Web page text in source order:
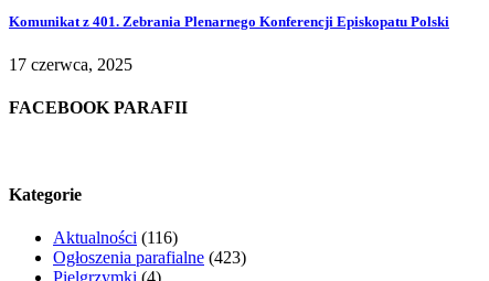
Komunikat z 401. Zebrania Plenarnego Konferencji Episkopatu Polski
17 czerwca, 2025
FACEBOOK PARAFII
Kategorie
Aktualności (116)
Ogłoszenia parafialne (423)
Pielgrzymki (4)